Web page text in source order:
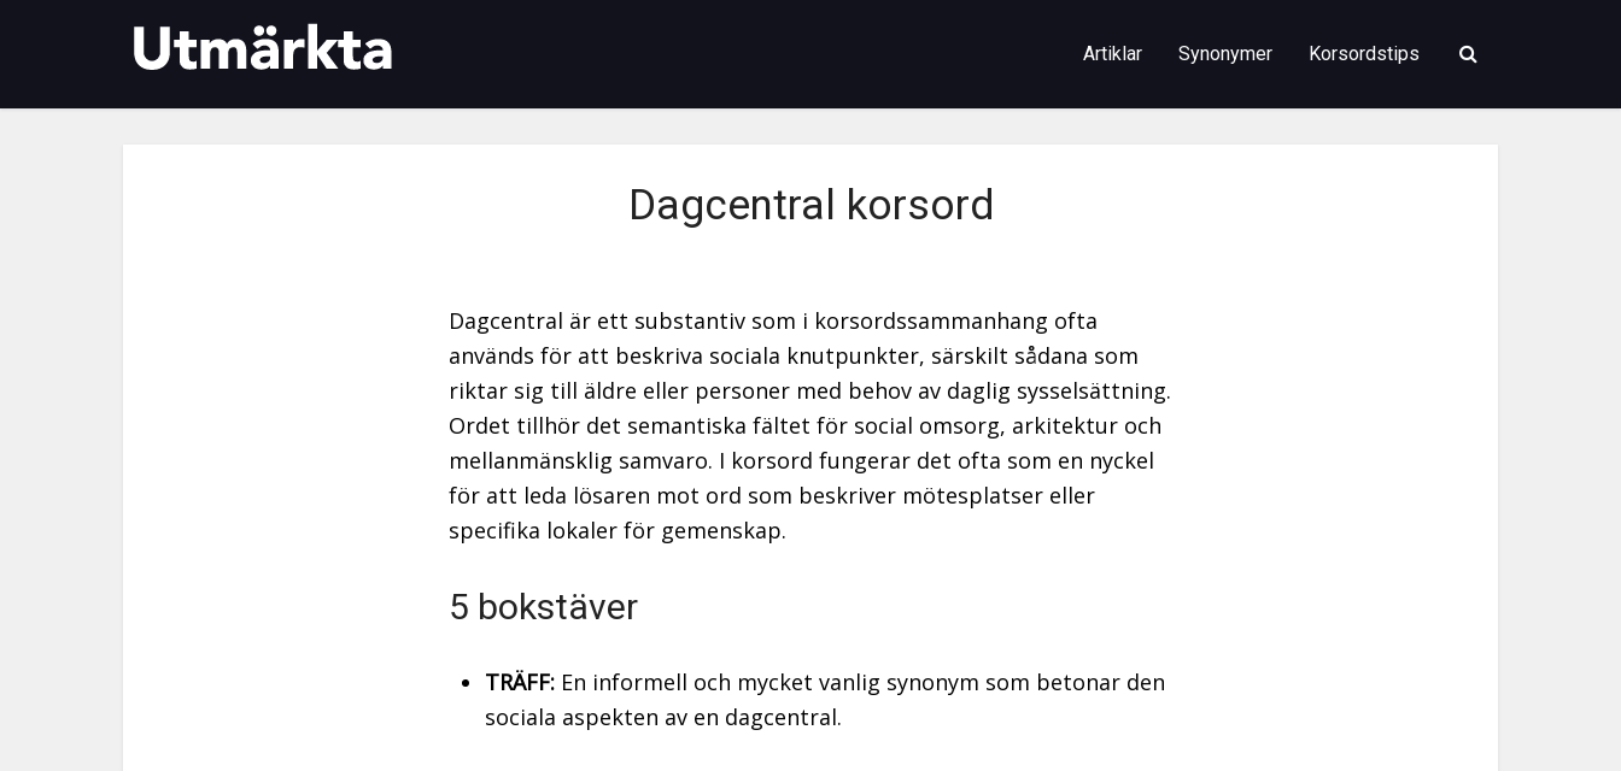
Artiklar Synonymer Korsordstips
Dagcentral korsord
Dagcentral är ett substantiv som i korsordssammanhang ofta
används för att beskriva sociala knutpunkter, särskilt sådana som
riktar sig till äldre eller personer med behov av daglig sysselsättning.
Ordet tillhör det semantiska fältet för social omsorg, arkitektur och
mellanmänsklig samvaro. I korsord fungerar det ofta som en nyckel
för att leda lösaren mot ord som beskriver mötesplatser eller
specifika lokaler för gemenskap.
5 bokstäver
TRÄFF: En informell och mycket vanlig synonym som betonar den
sociala aspekten av en dagcentral.